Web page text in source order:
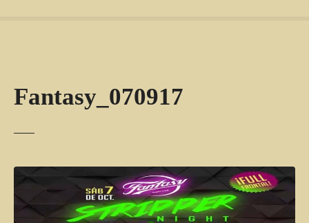
Fantasy_070917